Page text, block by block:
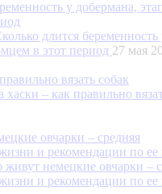
длится
в этот период 27 мая
хаски – как правильно
живут немецкие овчарки –
и рекомендации по